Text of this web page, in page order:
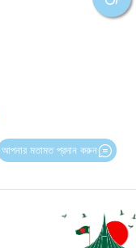
আপনার মতামত প্রদান করুন